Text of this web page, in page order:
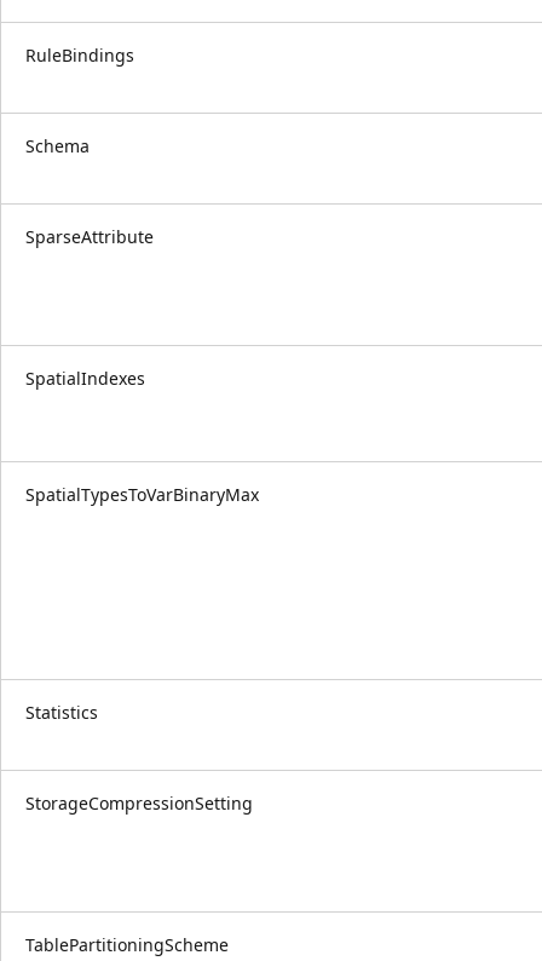
RuleBindings
Schema
SparseAttribute
SpatialIndexes
SpatialTypesToVarBinaryMax
Statistics
StorageCompressionSetting
TablePartitioningScheme